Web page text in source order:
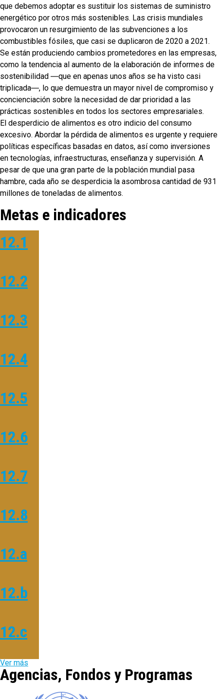
que debemos adoptar es sustituir los sistemas de suministro
energético por otros más sostenibles. Las crisis mundiales
provocaron un resurgimiento de las subvenciones a los
combustibles fósiles, que casi se duplicaron de 2020 a 2021.
Se están produciendo cambios prometedores en las empresas,
como la tendencia al aumento de la elaboración de informes de
sostenibilidad ―que en apenas unos años se ha visto casi
triplicada―, lo que demuestra un mayor nivel de compromiso y
concienciación sobre la necesidad de dar prioridad a las
prácticas sostenibles en todos los sectores empresariales.
El desperdicio de alimentos es otro indicio del consumo
excesivo. Abordar la pérdida de alimentos es urgente y requiere
políticas específicas basadas en datos, así como inversiones
en tecnologías, infraestructuras, enseñanza y supervisión. A
pesar de que una gran parte de la población mundial pasa
hambre, cada año se desperdicia la asombrosa cantidad de 931
millones de toneladas de alimentos.
Metas e indicadores
12.1
12.2
12.3
12.4
12.5
12.6
12.7
12.8
12.a
12.b
12.c
Ver más
Agencias, Fondos y Programas